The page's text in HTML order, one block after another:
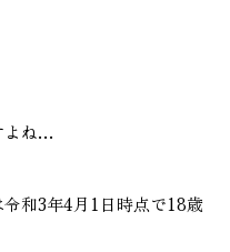
よね…
和3年4月1日時点で18歳